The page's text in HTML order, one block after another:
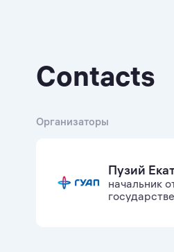
Contacts
Организаторы
Пузий
начальник